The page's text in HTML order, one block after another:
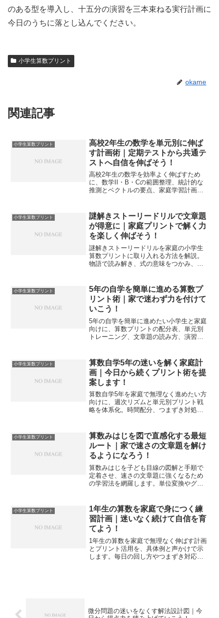
のある型を導入し、十五分の演習を三本束ねる実行計画に
今日のうちに落とし込んでください。
小学生算数プリント
okame
関連記事
小学生算数プリント
高校2年生の数学を単元別に伸ば
す計画術｜定期テストから共通テ
ストへ自信を伸ばそう！
高校2年生の数学を効率よく伸ばすため
に、数学II・B・Cの範囲整理、統計的な
推測とベクトルの要点、家庭学習計画、
小学生算数プリント
謎解きストーリードリルで文章題
が得意に｜家庭プリントで解く力
を楽しく伸ばそう！
謎解きストーリードリルを家庭の小学生
算数プリントに取り入れる方法を解説。
物語で読み解き、式の意味をつかみ、計
小学生算数プリント
5年の自学を簡単に進める算数プ
リント術｜家で迷わず力を付けて
いこう！
5年の自学を簡単に進めたい小学生と家庭
向けに、算数プリントの配分表、単元別
トレーニング、文章題の読み方、演習管
み上げられます。
小学生算数プリント
算数自学5年の迷いを解く家庭計
画｜今日から続くプリント術を提
案します！
算数自学5年を家庭で無理なく進めたい方
向けに、週次リズムと単元別プリント戦
略を体系化。時間配分、つまずき対処、
小学生算数プリント
算数みはじを図で直感化する最短
ルート｜家で速さの文章題を解け
るようになろう！
算数みはじを子ども目線の図解と手順で
定着させ、速さの文章題に強くなるため
の学習法を網羅します。単位変換やグラ
す。
小学生算数プリント
1年生の算数を家庭で身につく練
習計画｜迷いなく続けて自信を育
てよう！
1年生の算数を家庭で無理なく伸ばす計画
とプリント活用を、具体例と声かけで示
します。毎日の回し方やつまずき対応ま
微分問題の迷いをなくす解法設計図｜今